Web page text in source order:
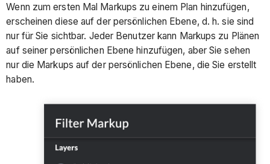
Wenn zum ersten Mal Markups zu einem Plan hinzufügen,
erscheinen diese auf der persönlichen Ebene, d. h. sie sind
nur für Sie sichtbar. Jeder Benutzer kann Markups zu Plänen
auf seiner persönlichen Ebene hinzufügen, aber Sie sehen
nur die Markups auf der persönlichen Ebene, die Sie erstellt
haben.